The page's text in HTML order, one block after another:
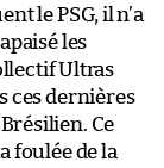
le PSG, il n’a
les
Ultras
ces dernières
Ce
foulée de la